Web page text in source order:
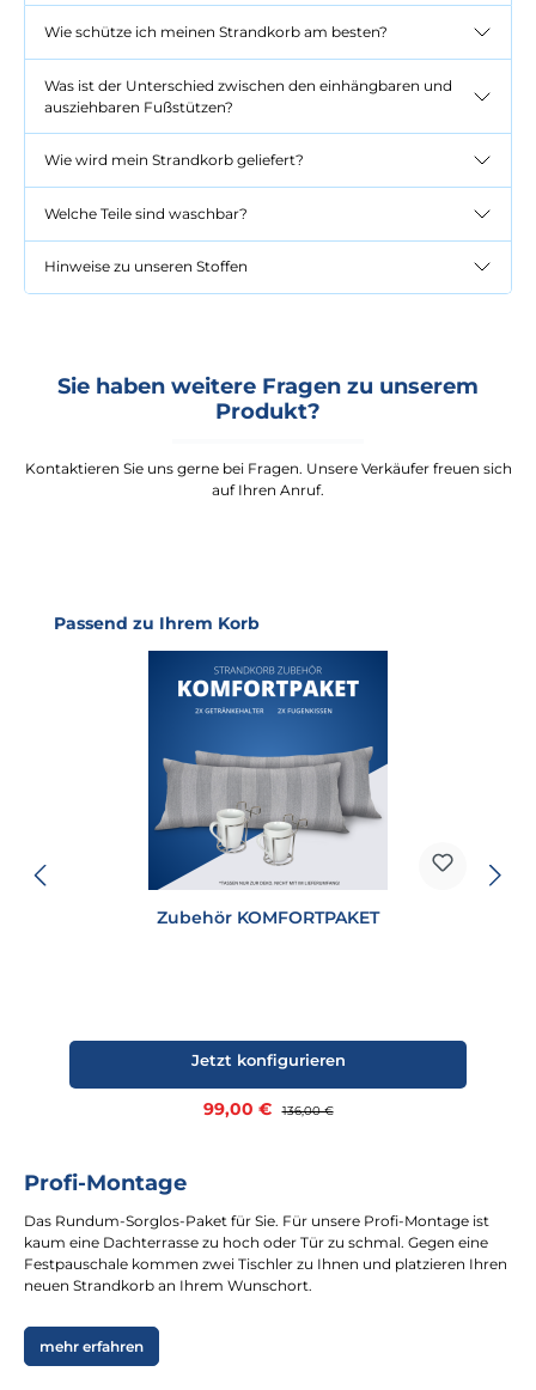
Wie schütze ich meinen Strandkorb am besten?
Was ist der Unterschied zwischen den einhängbaren und
ausziehbaren Fußstützen?
Wie wird mein Strandkorb geliefert?
Welche Teile sind waschbar?
Hinweise zu unseren Stoffen
Sie haben weitere Fragen zu unserem
Produkt?
Kontaktieren Sie uns gerne bei Fragen. Unsere Verkäufer freuen sich
auf Ihren Anruf.
Produktgalerie überspringen
Passend zu Ihrem Korb
Zubehör KOMFORTPAKET
Verkaufspreis:
99,00 € Regulärer Preis:
136,00 €
Jetzt konfigurieren
Profi-Montage
Das Rundum-Sorglos-Paket für Sie. Für unsere Profi-Montage ist
kaum eine Dachterrasse zu hoch oder Tür zu schmal. Gegen eine
Festpauschale kommen zwei Tischler zu Ihnen und platzieren Ihren
neuen Strandkorb an Ihrem Wunschort.
mehr erfahren